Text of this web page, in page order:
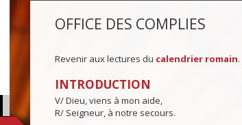
OFFICE DES COMPLIES
Revenir aux lectures du calendrier romain.
INTRODUCTION
V/ Dieu, viens à mon aide,
R/ Seigneur, à notre secours.